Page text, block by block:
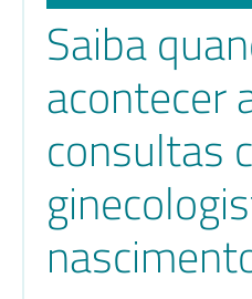
Saiba
acontecer
consultas